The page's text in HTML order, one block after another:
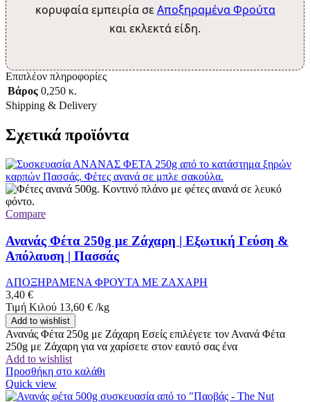
κορυφαία εμπειρία σεΑποξηραμένα Φρούτα
και εκλεκτά είδη.
Επιπλέον πληροφορίες
Βάρος 0,250 κ.
Shipping & Delivery
Σχετικά προϊόντα
Compare
Ανανάς Φέτα 250g με Ζάχαρη | Εξωτική Γεύση &
Απόλαυση | Πασσάς
ΑΠΟΞΗΡΑΜΕΝΑ ΦΡΟΥΤΑ ΜΕ ΖΑΧΑΡΗ
3,40 €
Τιμή Κιλού 13,60 € /kg
Add to wishlist
Ανανάς Φέτα 250g με Ζάχαρη Εσείς επιλέγετε τον Ανανά Φέτα
250g με Ζάχαρη για να χαρίσετε στον εαυτό σας ένα
Add to wishlist
Προσθήκη στο καλάθι
Quick view